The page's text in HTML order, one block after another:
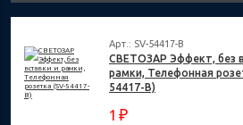
Арт.: SV-54417-B
СВЕТОЗАР Эффект, без
рамки, Телефонная
54417-B)
1 ₽